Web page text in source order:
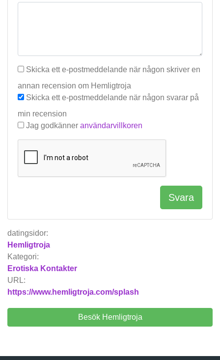
datingsidor:
Hemligtroja
Kategori:
Erotiska Kontakter
URL:
https://www.hemligtroja.com/splash
Besök Hemligtroja
Skicka ett e-postmeddelande när någon skriver en
annan recension om Hemligtroja
Skicka ett e-postmeddelande när någon svarar på
min recension
Jag godkänner användarvillkoren
Svara